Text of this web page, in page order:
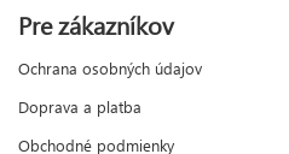
Pre zákazníkov
Ochrana osobných údajov
Doprava a platba
Obchodné podmienky